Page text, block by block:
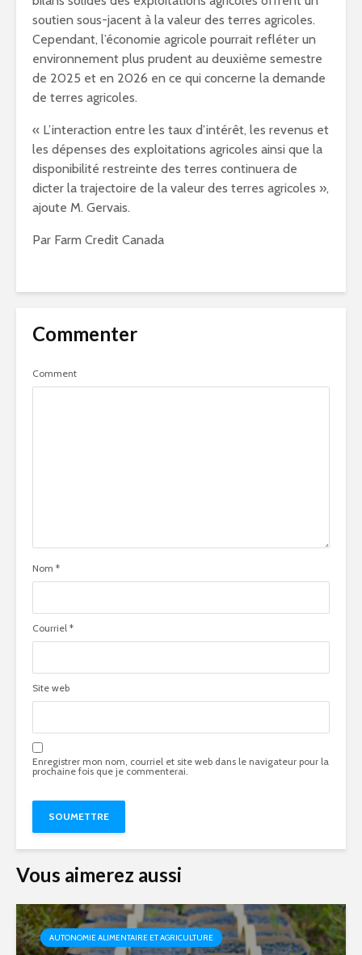
soutien sous-jacent à la valeur des terres agricoles.
Cependant, l’économie agricole pourrait refléter un
environnement plus prudent au deuxième semestre
de 2025 et en 2026 en ce qui concerne la demande
de terres agricoles.
« L’interaction entre les taux d’intérêt, les revenus et
les dépenses des exploitations agricoles ainsi que la
disponibilité restreinte des terres continuera de
dicter la trajectoire de la valeur des terres agricoles »,
ajoute M. Gervais.
Par Farm Credit Canada
Commenter
Comment
Nom *
Courriel *
Site web
Enregistrer mon nom, courriel et site web dans le navigateur pour la
prochaine fois que je commenterai.
Vous aimerez aussi
AUTONOMIE ALIMENTAIRE ET AGRICULTURE